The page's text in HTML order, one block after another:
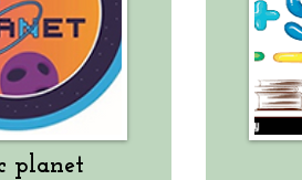
planet